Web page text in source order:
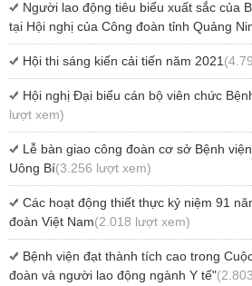
Người lao động tiêu biểu xuất sắc của
tại Hội nghị của Công đoàn tỉnh Quảng
Hội thi sáng kiến cải tiến năm 2021
Hội nghị Đại biểu cán bộ viên chức
lượt xem)
Lễ bàn giao công đoàn cơ sở Bệnh
Uông Bí(3.256 lượt xem)
Các hoạt động thiết thực kỷ niệm 91
đoàn Việt Nam(2.018 lượt xem)
Bệnh viện đạt thành tích cao trong
đoàn và người lao động ngành Y tế"